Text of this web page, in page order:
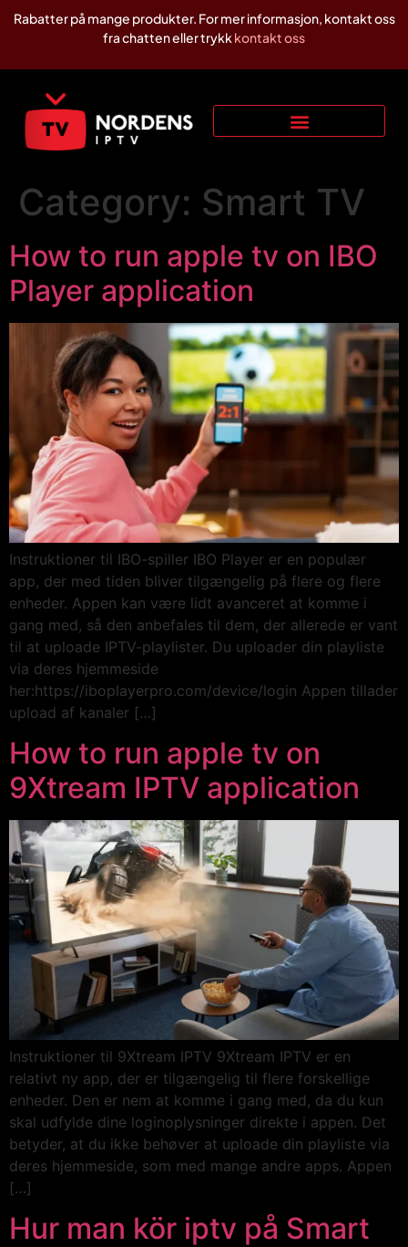
Rabatter på mange produkter. For mer informasjon, kontakt oss
fra chatten eller trykkkontakt oss
Category: Smart TV
How to run apple tv on IBO
Player application
Instruktioner til IBO-spiller IBO Player er en populær
app, der med tiden bliver tilgængelig på flere og flere
enheder. Appen kan være lidt avanceret at komme i
gang med, så den anbefales til dem, der allerede er vant
til at uploade IPTV-playlister. Du uploader din playliste
via deres hjemmeside
her:https://iboplayerpro.com/device/login Appen tillader
upload af kanaler […]
How to run apple tv on
9Xtream IPTV application
Instruktioner til 9Xtream IPTV 9Xtream IPTV er en
relativt ny app, der er tilgængelig til flere forskellige
enheder. Den er nem at komme i gang med, da du kun
skal udfylde dine loginoplysninger direkte i appen. Det
betyder, at du ikke behøver at uploade din playliste via
deres hjemmeside, som med mange andre apps. Appen
[…]
Hur man kör iptv på Smart